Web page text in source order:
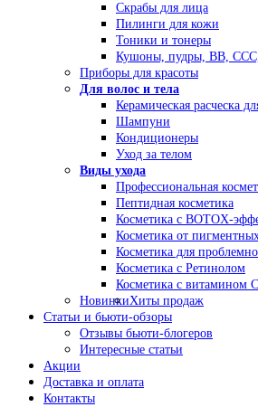
Скрабы для лица
Пилинги для кожи
Тоники и тонеры
Кушоны, пудры, ВВ,
Приборы для красоты
Для волос и тела
Керамическая расческа
Шампуни
Кондиционеры
Уход за телом
Виды ухода
Профессиональная
Пептидная косметика
Косметика с BOTOX-
Косметика от
Косметика для
Косметика с Ретинолом
Косметика с витамином С
НовинкиХиты продаж
Статьи и бьюти-обзоры
Отзывы бьюти-блогеров
Интересные статьи
Акции
Доставка и оплата
Контакты